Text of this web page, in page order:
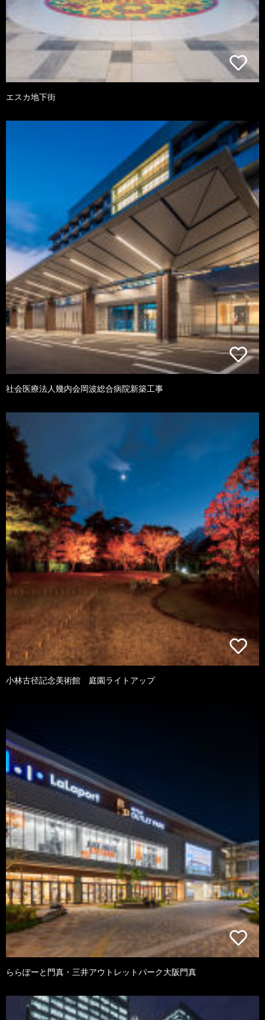
エスカ地下街
社会医療法人幾内会岡波総合病院新築工事
小林古径記念美術館 庭園ライトアップ
ららぽーと門真・三井アウトレットパーク大阪門真